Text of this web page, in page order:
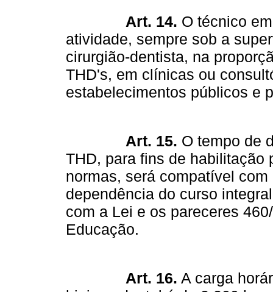
Art. 14. O técnico
atividade, sempre sob a
cirurgião-dentista, na
THD's, em clínicas ou
estabelecimentos públicos e
Art. 15. O tempo de
THD, para fins de habilitação
normas, será compatível
dependência do curso
com a Lei e os pareceres
Educação.
Art. 16. A carga